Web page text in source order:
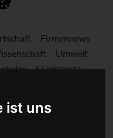
ist uns
Firmennews
Umwelt
Marktplatz